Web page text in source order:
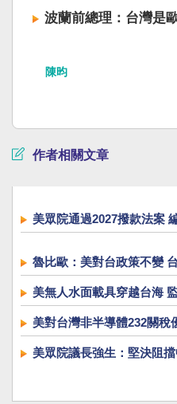
波蘭前總理：台灣是
陳昀
作者相關文章
美眾院通過2027撥款法案
魯比歐：美對台政策不變
美無人水面載具穿越台海
美對台灣非半導體232關稅
美眾院議長強生：堅決阻